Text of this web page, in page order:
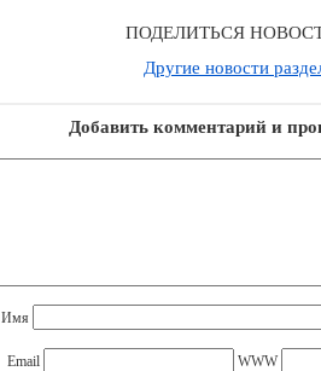
ПОДЕЛИТЬСЯ
Другие новости
Добавить комментарий и
Имя
Email WWW